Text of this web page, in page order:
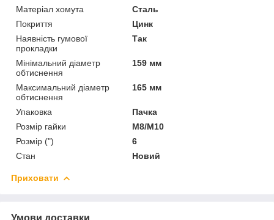
Матеріал хомута
Сталь
Покриття
Цинк
Наявність гумової
прокладки
Так
Мінімальний діаметр
обтиснення
159 мм
Максимальний діаметр
обтиснення
165 мм
Упаковка
Пачка
Розмір гайки
М8/М10
Розмір (")
6
Стан
Новий
Приховати
Умови доставки